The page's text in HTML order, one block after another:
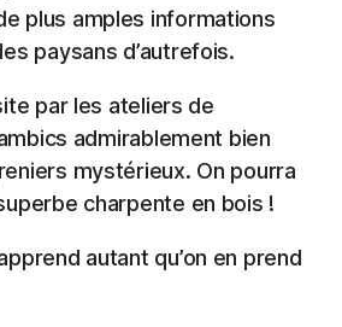
plus amples informations
paysans d’autrefois.
par les ateliers de
admirablement bien
mystérieux. On pourra
charpente en bois !
autant qu’on en prend